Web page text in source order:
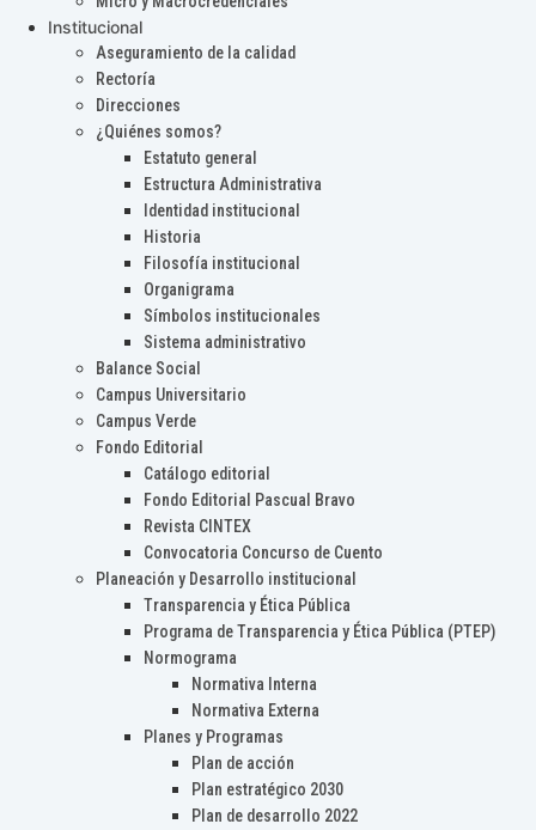
Institucional
Aseguramiento de la calidad
Rectoría
Direcciones
¿Quiénes somos?
Estatuto general
Estructura Administrativa
Identidad institucional
Historia
Filosofía institucional
Organigrama
Símbolos institucionales
Sistema administrativo
Balance Social
Campus Universitario
Campus Verde
Fondo Editorial
Catálogo editorial
Fondo Editorial Pascual Bravo
Revista CINTEX
Convocatoria Concurso de Cuento
Planeación y Desarrollo institucional
Transparencia y Ética Pública
Programa de Transparencia y Ética Pública (PTEP)
Normograma
Normativa Interna
Normativa Externa
Planes y Programas
Plan de acción
Plan estratégico 2030
Plan de desarrollo 2022